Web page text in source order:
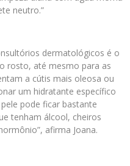
neutro.”
dermatológicos é o
rosto, até mesmo para as
a cútis mais oleosa ou
um hidratante específico
pode ficar bastante
tenham álcool, cheiros
afirma Joana.